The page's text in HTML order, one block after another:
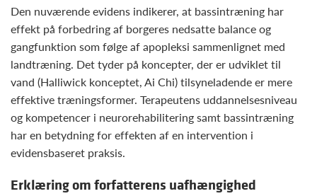
Den nuværende evidens indikerer, at bassintræning har
effekt på forbedring af borgeres nedsatte balance og
gangfunktion som følge af apopleksi sammenlignet med
landtræning. Det tyder på koncepter, der er udviklet til
vand (Halliwick konceptet, Ai Chi) tilsyneladende er mere
effektive træningsformer. Terapeutens uddannelsesniveau
og kompetencer i neurorehabilitering samt bassintræning
har en betydning for effekten af en intervention i
evidensbaseret praksis.
Erklæring om forfatterens uafhængighed